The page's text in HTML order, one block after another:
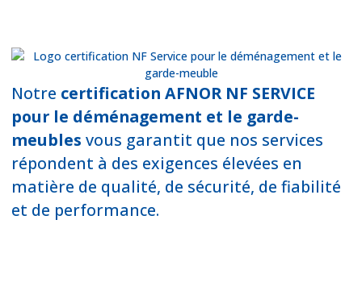
Notre certification AFNOR NF SERVICE
pour le déménagement et le garde-
meubles vous garantit que nos services
répondent à des exigences élevées en
matière de qualité, de sécurité, de fiabilité
et de performance.